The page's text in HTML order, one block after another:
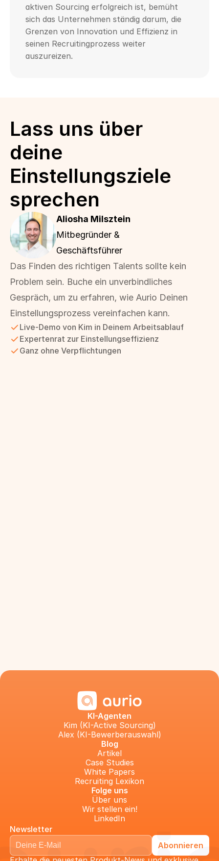
aktiven Sourcing erfolgreich ist, bemüht
sich das Unternehmen ständig darum, die
Grenzen von Innovation und Effizienz in
seinen Recruitingprozess weiter
auszureizen.
Lass uns über
deine
Einstellungsziele
sprechen
Aliosha Milsztein
Mitbegründer &
Geschäftsführer
Das Finden des richtigen Talents sollte kein
Problem sein. Buche ein unverbindliches
Gespräch, um zu erfahren, wie Aurio Deinen
Einstellungsprozess vereinfachen kann.
Live-Demo von Kim in Deinem Arbeitsablauf
Expertenrat zur Einstellungseffizienz
Ganz ohne Verpflichtungen
KI-Agenten
Kim (KI-Active Sourcing)
Alex (KI-Bewerberauswahl)
Blog
Artikel
Case Studies
White Papers
Recruiting Lexikon
Folge uns
Über uns
Wir stellen ein!
LinkedIn
Newsletter